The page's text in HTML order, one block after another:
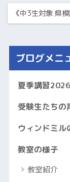
《中3生対象 県
ブログメニ
夏季講習2026
受験生たちの
ウィンドミル
教室の様子
教室紹介